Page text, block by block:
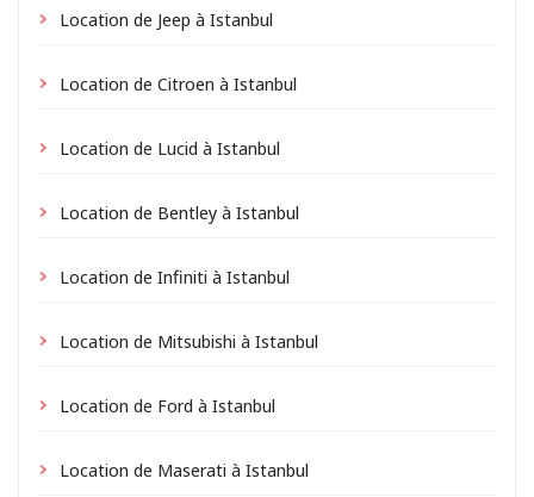
Location de Jeep à Istanbul
Location de Citroen à Istanbul
Location de Lucid à Istanbul
Location de Bentley à Istanbul
Location de Infiniti à Istanbul
Location de Mitsubishi à Istanbul
Location de Ford à Istanbul
Location de Maserati à Istanbul